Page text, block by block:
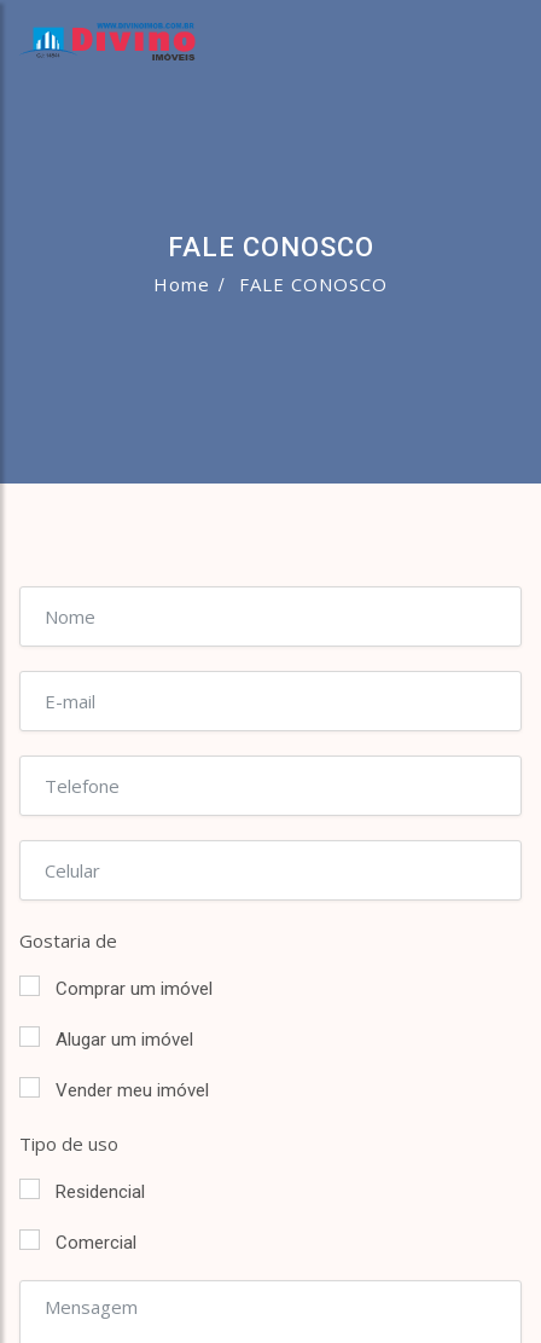
FALE CONOSCO
Home FALE CONOSCO
Gostaria de
Comprar um imóvel
Alugar um imóvel
Vender meu imóvel
Tipo de uso
Residencial
Comercial